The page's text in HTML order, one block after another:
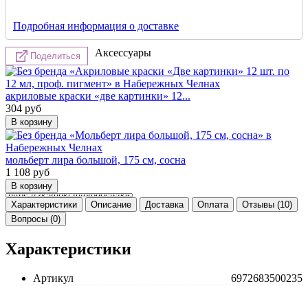
Подробная информация о доставке
Поделиться Аксессуары
акриловые краски «две картинки» 12...
304 руб
мольберт лира большой, 175 см, сосна
1 108 руб
Характеристики Описание Доставка Оплата
Отзывы (10)
Вопросы (0)
Характеристики
Артикул
6972683500235